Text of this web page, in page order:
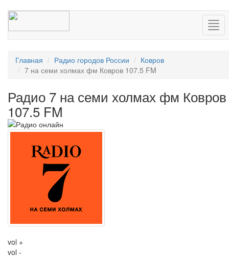
Главная Радио городов России
Ковров
7 на семи холмах фм Ковров 107.5 FM
Радио 7 на семи холмах фм Ковров
107.5 FM
vol +
vol -